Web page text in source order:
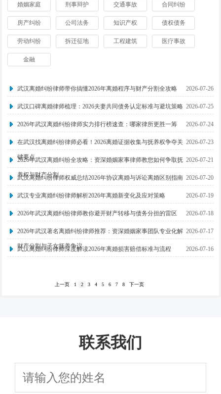
婚姻家庭 刑事辩护 交通事故 合同纠纷
房产纠纷 公司法务 知识产权 债权债务
劳动纠纷 拆迁征地 工程建筑 医疗事故
金融
2026-07-26
武汉离婚纠纷律师带你搞懂2026年离婚程序与财产分割全攻略
2026-07-25
武汉口碑离婚律师梳理：2026夫妻共同债务认定标准与避坑策略
2026-07-24
2026年武汉离婚纠纷律师实力排行榜速查：哪家律所更胜一筹
2026-07-23
在武汉找离婚纠纷律师必看！2026离婚证据收集与抚养权争夺关
键要点 2026-07-21
2026年武汉离婚纠纷全攻略：资深婚姻家事律师教您如何争取抚
养权与财产分割 2026-07-20
武汉离婚纠纷律师权威总结2026年协议离婚与诉讼离婚区别指南
2026-07-19
武汉专业离婚纠纷律师解析2026年离婚新变化及应对策略
2026-07-18
2026年武汉离婚纠纷律师教你避开财产转移与债务分担的雷区
2026-07-17
2026年武汉著名离婚纠纷律师推荐：资深婚姻家事团队专业化解
财产分割与子女抚养争议 2026-07-16
武汉离婚纠纷律师深度解读2026年离婚损害赔偿标准与流程
上一页 1 2 3 4 5 6 7 8 下一页
联系我们